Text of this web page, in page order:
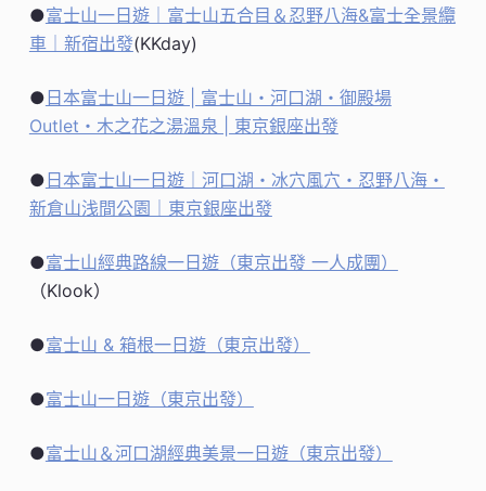
●富士山一日遊｜富士山五合目＆忍野八海&富士全景纜
車｜新宿出發(KKday)
● 日本富士山一日遊 | 富士山・河口湖・御殿場
Outlet・木之花之湯溫泉 | 東京銀座出發
● 日本富士山一日遊｜河口湖・冰穴風穴・忍野八海・
新倉山浅間公園｜東京銀座出發
●富士山經典路線一日遊（東京出發 一人成團）
（Klook）
●富士山 & 箱根一日遊（東京出發）
●富士山一日遊（東京出發）
●富士山＆河口湖經典美景一日遊（東京出發）